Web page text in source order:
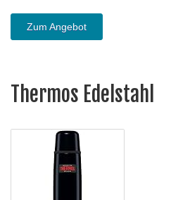
Zum Angebot
Thermos Edelstahl